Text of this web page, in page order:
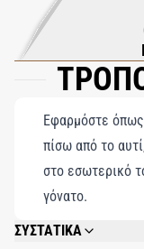
Εφαρμόστε όπως
πίσω από το
στο εσωτερικό
γόνατο.
ΣΥΣΤΑΤΙΚΑ